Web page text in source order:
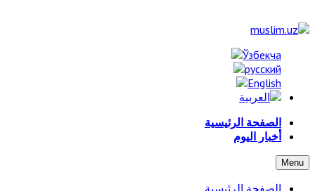
الصفحة الرئيسية
أخبار اليوم
Menu
الصفحة الرئيسية